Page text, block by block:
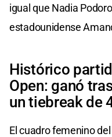
igual que Nadia
estadounidense
Histórico
Open: ganó
un tiebreak de
El cuadro femenino